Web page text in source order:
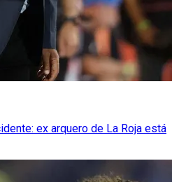
ex arquero de La Roja está